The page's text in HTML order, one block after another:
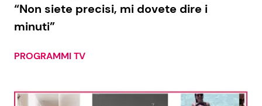
“Non siete precisi, mi dovete dire i
minuti”
PROGRAMMI TV